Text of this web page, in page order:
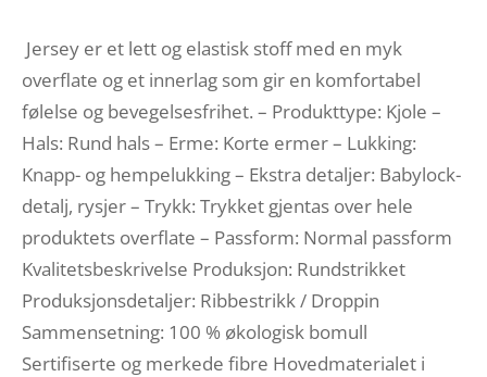
Jersey er et lett og elastisk stoff med en myk
overflate og et innerlag som gir en komfortabel
følelse og bevegelsesfrihet. – Produkttype: Kjole –
Hals: Rund hals – Erme: Korte ermer – Lukking:
Knapp- og hempelukking – Ekstra detaljer: Babylock-
detalj, rysjer – Trykk: Trykket gjentas over hele
produktets overflate – Passform: Normal passform
Kvalitetsbeskrivelse Produksjon: Rundstrikket
Produksjonsdetaljer: Ribbestrikk / Droppin
Sammensetning: 100 % økologisk bomull
Sertifiserte og merkede fibre Hovedmaterialet i